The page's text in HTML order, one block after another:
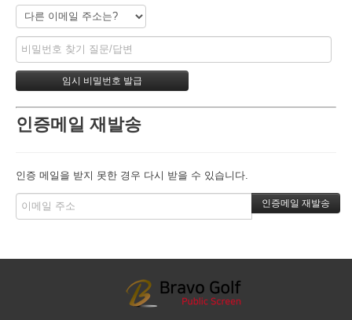
인증메일 재발송
인증 메일을 받지 못한 경우 다시 받을 수 있습니다.